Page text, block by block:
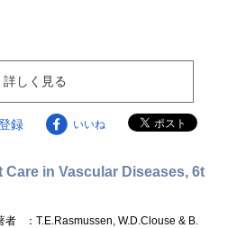
詳しく見る
録 いいね
Care in Vascular Diseases, 6t
者
：T.E.Rasmussen, W.D.Clouse & B.